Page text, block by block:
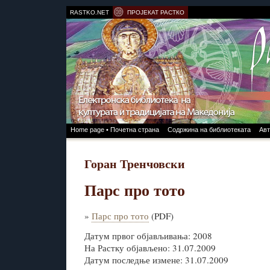
RASTKO.NET ПРОЈЕКАТ РАСТКО
Home page • Почетна страна Содржина на библиотеката
Горан Тренчовски
Парс про тото
» Парс про тото (PDF)
Датум првог објављивања: 2008
На Растку објављено: 31.07.2009
Датум последње измене: 31.07.2009